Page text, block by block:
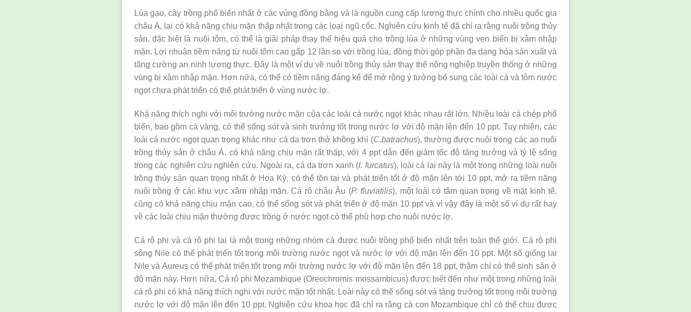
Lúa gạo, cây trồng phổ biến nhất ở các vùng đồng bằng và là nguồn cung cấp lương thực chính cho nhiều quốc gia
châu Á, lại có khả năng chịu mặn thấp nhất trong các loại ngũ cốc. Nghiên cứu kinh tế đã chỉ ra rằng nuôi trồng thủy
sản, đặc biệt là nuôi tôm, có thể là giải pháp thay thế hiệu quả cho trồng lúa ở những vùng ven biển bị xâm nhập
mặn. Lợi nhuận tiềm năng từ nuôi tôm cao gấp 12 lần so với trồng lúa, đồng thời góp phần đa dạng hóa sản xuất và
tăng cường an ninh lương thực. Đây là một ví dụ về nuôi trồng thủy sản thay thế nông nghiệp truyền thống ở những
vùng bị xâm nhập mặn. Hơn nữa, có thể có tiềm năng đáng kể để mở rộng ý tưởng bổ sung các loài cá và tôm nước
ngọt chưa phát triển có thể phát triển ở vùng nước lợ.
Khả năng thích nghi với môi trường nước mặn của các loài cá nước ngọt khác nhau rất lớn. Nhiều loài cá chép phổ
biến, bao gồm cá vàng, có thể sống sót và sinh trưởng tốt trong nước lợ với độ mặn lên đến 10 ppt. Tuy nhiên, các
loài cá nước ngọt quan trọng khác như cá da trơn thở không khí (C.batrachus), thường được nuôi trong các ao nuôi
trồng thủy sản ở châu Á, có khả năng chịu mặn rất thấp, với 4 ppt dẫn đến giảm tốc độ tăng trưởng và tỷ lệ sống
trong các nghiên cứu nghiên cứu. Ngoài ra, cá da trơn xanh (I. furcatus), loài cá lai này là một trong những loài nuôi
trồng thủy sản quan trọng nhất ở Hoa Kỳ, có thể tồn tại và phát triển tốt ở độ mặn lên tới 10 ppt, mở ra tiềm năng
nuôi trồng ở các khu vực xâm nhập mặn. Cá rô châu Âu (P. fluviatilis), một loài có tầm quan trọng về mặt kinh tế,
cũng có khả năng chịu mặn cao, có thể sống sót và phát triển ở độ mặn 10 ppt và vì vậy đây là một số ví dụ rất hay
về các loài chịu mặn thường được trồng ở nước ngọt có thể phù hợp cho nuôi nước lợ.
Cá rô phi và cá rô phi lai là một trong những nhóm cá được nuôi trồng phổ biến nhất trên toàn thế giới. Cá rô phi
sông Nile có thể phát triển tốt trong môi trường nước ngọt và nước lợ với độ mặn lên đến 10 ppt. Một số giống lai
Nile và Aureus có thể phát triển tốt trong môi trường nước lợ với độ mặn lên đến 18 ppt, thậm chí có thể sinh sản ở
độ mặn này. Hơn nữa, Cá rô phi Mozambique (Oreochromis mossambicus) được biết đến như một trong những loài
cá rô phi có khả năng thích nghi với nước mặn tốt nhất. Loài này có thể sống sót và tăng trưởng tốt trong môi trường
nước lợ với độ mặn lên đến 10 ppt. Nghiên cứu khoa học đã chỉ ra rằng cá con Mozambique chỉ có thể chịu được